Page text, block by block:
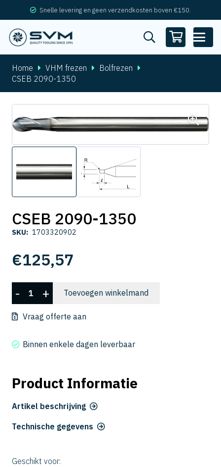
Snelle levering en geen verzendkosten boven €150.
Home VHM frezen
Bolfrezen
CSEB 2090-1350
CSEB 2090-1350
SKU: 1703320902
€125,57
CSEB
2090-
1350
- + Toevoegen winkelmand
Vraag offerte aan
Binnen enkele dagen leverbaar
Product Informatie
Artikel beschrijving
Technische gegevens
Geschikt voor: